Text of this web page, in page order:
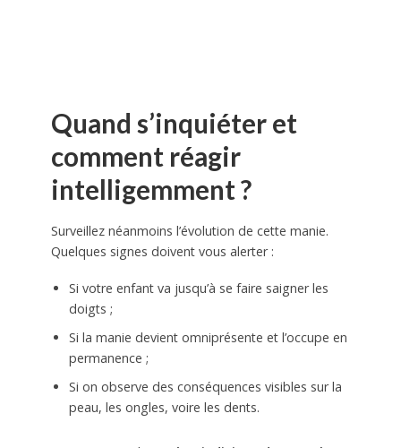
Quand s’inquiéter et
comment réagir
intelligemment ?
Surveillez néanmoins l’évolution de cette manie.
Quelques signes doivent vous alerter :
Si votre enfant va jusqu’à se faire saigner les
doigts ;
Si la manie devient omniprésente et l’occupe en
permanence ;
Si on observe des conséquences visibles sur la
peau, les ongles, voire les dents.